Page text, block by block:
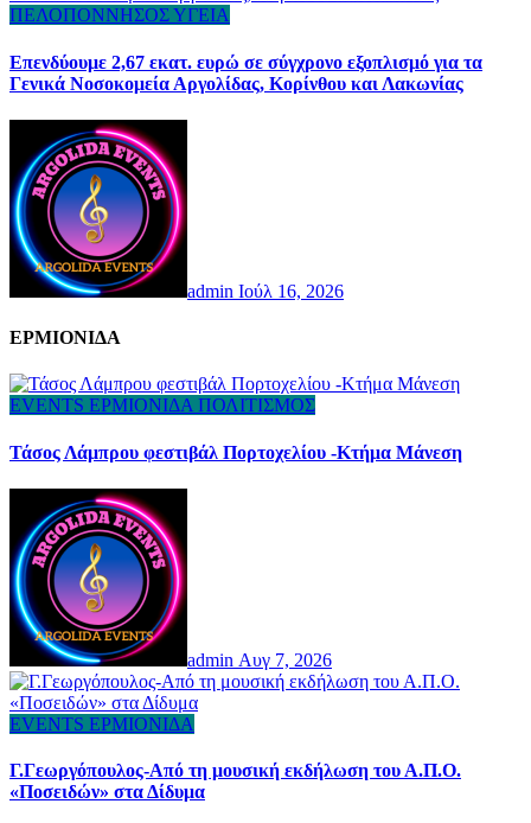
ΠΕΛΟΠΟΝΝΗΣΟΣΥΓΕΙΑ
Επενδύουμε 2,67 εκατ. ευρώ σε σύγχρονο εξοπλισμό για τα
Γενικά Νοσοκομεία Αργολίδας, Κορίνθου και Λακωνίας
admin Ιούλ 16, 2026
ΕΡΜΙΟΝΙΔΑ
EVENTS ΕΡΜΙΟΝΙΔΑ ΠΟΛΙΤΙΣΜΟΣ
Τάσος Λάμπρου φεστιβάλ Πορτοχελίου -Κτήμα Μάνεση
admin Αυγ 7, 2026
EVENTS ΕΡΜΙΟΝΙΔΑ
Γ.Γεωργόπουλος-Από τη μουσική εκδήλωση του Α.Π.Ο.
«Ποσειδών» στα Δίδυμα